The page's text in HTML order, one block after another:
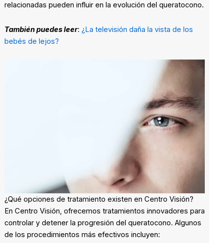
relacionadas pueden influir en la evolución del queratocono.
También puedes leer: ¿La televisión daña la vista de los
bebés de lejos?
¿Qué opciones de tratamiento existen en Centro Visión?
En Centro Visión, ofrecemos tratamientos innovadores para
controlar y detener la progresión del queratocono. Algunos
de los procedimientos más efectivos incluyen: